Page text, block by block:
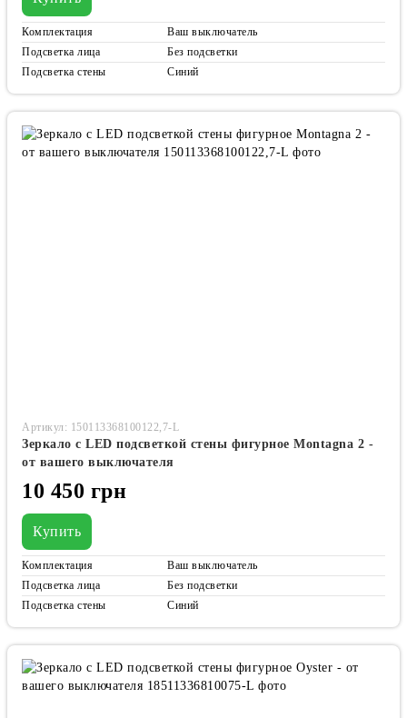
Комплектация
Ваш выключатель
Подсветка лица
Без подсветки
Подсветка стены
Синий
Артикул: 150113368100122,7-L
Зеркало с LED подсветкой стены фигурное Montagna 2 -
от вашего выключателя
10 450 грн
Купить
Комплектация
Ваш выключатель
Подсветка лица
Без подсветки
Подсветка стены
Синий